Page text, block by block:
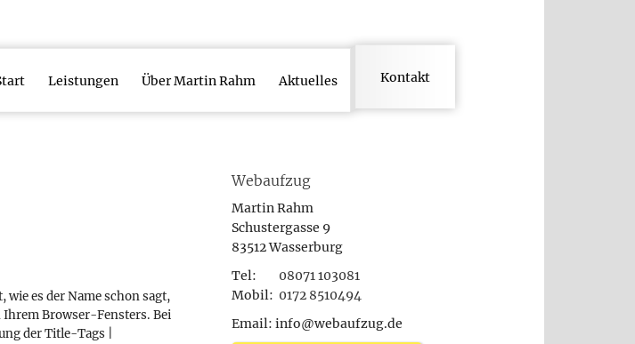
Leistungen Über Martin Rahm Aktuelles Kontakt
es der Name schon sagt,
Ihrem Browser-Fensters. Bei
der Title-Tags |
Webaufzug
Martin Rahm
Schustergasse 9
83512 Wasserburg
Tel:
08071 103081
Mobil: 0172 8510494
Email: info@webaufzug.de